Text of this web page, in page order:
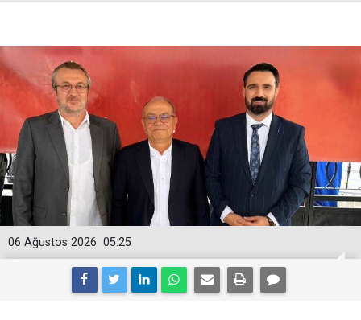
05:25
06 Ağustos 2026